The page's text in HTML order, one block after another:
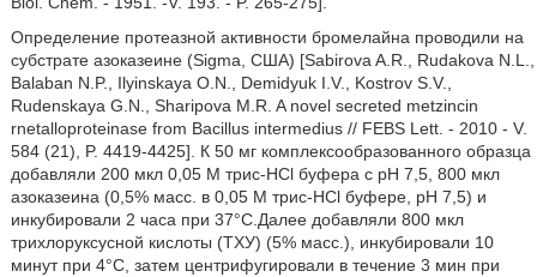
Определение протеазной активности бромелайна проводили на
субстрате азоказеине (Sigma, США) [Sabirova A.R., Rudakova N.L.,
Balaban N.P., Ilyinskaya O.N., Demidyuk I.V., Kostrov S.V.,
Rudenskaya G.N., Sharipova M.R. A novel secreted metzincin
rnetalloproteinase from Bacillus intermedius // FEBS Lett. - 2010 - V.
584 (21), P. 4419-4425]. К 50 мг комплексообразованного образца
добавляли 200 мкл 0,05 М трис-HCl буфера с рН 7,5, 800 мкл
азоказеина (0,5% масс. в 0,05 М трис-HCl буфере, рН 7,5) и
инкубировали 2 часа при 37°С.Далее добавляли 800 мкл
трихлоруксусной кислоты (ТХУ) (5% масс.), инкубировали 10
минут при 4°С, затем центрифугировали в течение 3 мин при